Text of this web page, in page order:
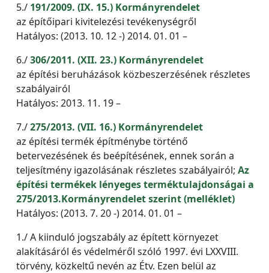
5./ 191/2009. (IX. 15.) Kormányrendelet
az építőipari kivitelezési tevékenységről
Hatályos: (2013. 10. 12 -) 2014. 01. 01 –
6./306/2011. (XII. 23.) Kormányrendelet
az építési beruházások közbeszerzésének részletes
szabályairól
Hatályos: 2013. 11. 19 –
7./275/2013. (VII. 16.) Kormányrendelet
az építési termék építménybe történő
betervezésének és beépítésének, ennek során a
teljesítmény igazolásának részletes szabályairól; Az
építési termékek lényeges terméktulajdonságai a
275/2013.Kormányrendelet szerint (melléklet)
Hatályos: (2013. 7. 20 -) 2014. 01. 01 –
1./ A kiinduló jogszabály az épített környezet
alakításáról és védelméről szóló 1997. évi LXXVIII.
törvény, közkeltű nevén az Étv. Ezen belül az